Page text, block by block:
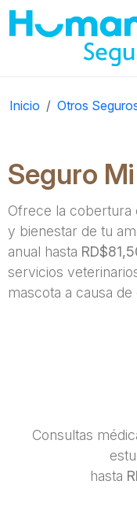
Inicio Otros
Seguro
Ofrece la cobertura
y bienestar de tu
anual hasta
servicios
mascota a causa
Consultas
hasta